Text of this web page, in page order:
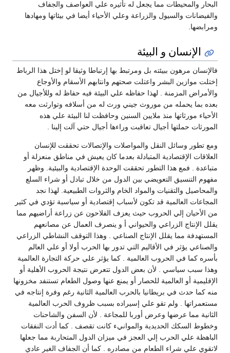
البحار والمحيطات مما يجعل له تأثيره علي العواصف والجفاف
والفيضانات والسيول والزراعة وعلي الأحياء أيضا في بيئاتها ومهادها
ومرابضها.
الإنسان و البيئة
فالإنسان مرهون ببيئته بل ومرتبط بها إرتباطا وثيقا لو إختل هذا الرباط
إختلت موازين البشر واعتلت صحتهم وانتابهم الأسقام والأوجاع
والأمراض المزمنة . لهذا حفاظه علي البيئة فيه حفاظ له وللأجيال من
بعده بما يحمله من موروث جيني ورث له من أسلافه وتوارثت معه
الأحياء مورثاتها منذ ملايين السنين وحافظت لنا البيئة علي هذه
المورثات حملتها أجيال تعاقبت وراءها أجيال حتي آلت إلينا .
ومع تطور وسائل النقل والمواصلات والإتصالات تحققت للإنسان
العلاقات الإقتصادية المتبادلة بعدما كان يعيش في مناطق منعزلة أو
متباعدة . فمع هذا التطور تحققت الوحدة الإقتصادية والبيئية. وظهر
مفهوم التنسيق التعويضي بين الدول من خلال تبادل أو شراء السلع
والمحاصيل والتقنيات والمواد الخام والثروات الطبيعية. لهذا نجد
المجاعات العالمية قد تكون لأسباب إقتصادية أو سياسية تؤدي في كثير
من الأحيان إلي الحروب حيث يعزف الفلاحون عن زراعة أراضيهم مما
يقلل الإنتاج الزراعي والحيواني أ و ينصرف العمال عن مصانعهم
المستهدفة مما يقلل الإنتاج الصناعي . وهذا التوقف النشاطي الزراعي
والصناعي يؤثر في الأقاليم التي تدور بها الحرب أولا أو علي العالم
بأسره كما في الحروب العالمية . كما يؤثر علي حركة التجارة العالمية
وهذا سبب سياسي . لأن بعض الدول تتعرض نتيجة الحروب الأهلية أو
الإقليمية أو العالمية للحصار أو يمنع عنها وصول الطعام تستنفد مخزونها
منه كما حدث في بريطانيا بالحرب العالمية الثانية رغم وفرة إنتاجه في
مستعمراتها . ولم تقو علي إسيراده بسبب ظروف الحرب العالمية
الثانية مما عرضها وعرض أوربا للمجاعة . لأن السفن والشاحنات
وخطوط السكك الحديدية والموانيء كانت تقصف . كما أدت النفقات
الباهظة علي الحرب إلي العجز في ميزان الدول المتحاربة مما جعلها
لاتقوي علي شراء الطعام من مصادره . كما أن الجفاف الغير عادي